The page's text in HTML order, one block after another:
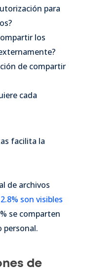
para
los
de compartir
cada
facilita la
de archivos
son visibles
se comparten
personal.
de